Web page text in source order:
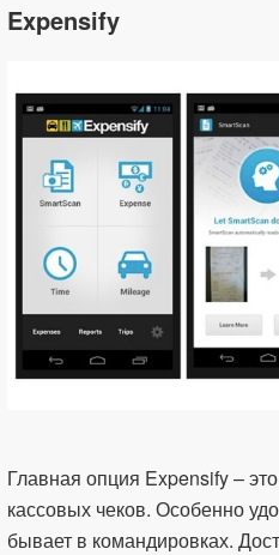
Expensify
Главная опция Expensify –
кассовых чеков. Особенно
бывает в командировках.